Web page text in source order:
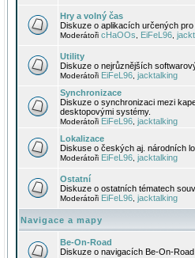
Hry a volný čas
Diskuze o aplikacích určených
Moderátoři cHaOOs EiFeL96
Utility
Diskuze o nejrůznějších
Moderátoři EiFeL96 jacktalking
Synchronizace
Diskuze o synchronizaci mezi
desktopovými systémy.
Moderátoři EiFeL96 jacktalking
Lokalizace
Diskuse o českých aj. národních
Moderátoři EiFeL96 jacktalking
Ostatní
Diskuze o ostatních tématech
Moderátoři EiFeL96 jacktalking
Navigace a mapy
Be-On-Road
Diskuze o navigacích Be-On-